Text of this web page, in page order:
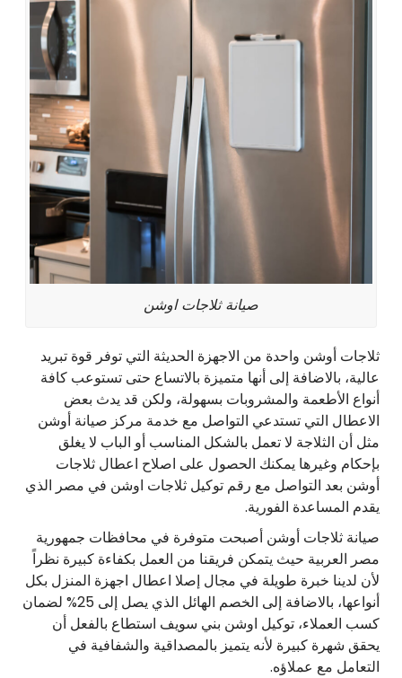
صيانة ثلاجات اوشن
ثلاجات أوشن واحدة من الاجهزة الحديثة التي توفر قوة تبريد
عالية، بالاضافة إلى أنها متميزة بالاتساع حتى تستوعب كافة
أنواع الأطعمة والمشروبات بسهولة، ولكن قد يدث بعض
الاعطال التي تستدعي التواصل مع خدمة مركز صيانة أوشن
مثل أن الثلاجة لا تعمل بالشكل المناسب أو الباب لا يغلق
بإحكام وغيرها يمكنك الحصول على اصلاح اعطال ثلاجات
أوشن بعد التواصل مع رقم توكيل ثلاجات اوشن في مصر الذي
يقدم المساعدة الفورية.
صيانة ثلاجات أوشن أصبحت متوفرة في محافظات جمهورية
مصر العربية حيث يتمكن فريقنا من العمل بكفاءة كبيرة نظراً
لأن لدينا خبرة طويلة في مجال إصلا اعطال اجهزة المنزل بكل
أنواعها، بالاضافة إلى الخصم الهائل الذي يصل إلى 25% لضمان
كسب العملاء، توكيل اوشن بني سويف استطاع بالفعل أن
يحقق شهرة كبيرة لأنه يتميز بالمصداقية والشفافية في
التعامل مع عملاؤه.